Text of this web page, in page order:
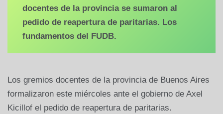
docentes de la provincia se sumaron al
pedido de reapertura de paritarias. Los
fundamentos del FUDB.
Los gremios docentes de la provincia de Buenos Aires
formalizaron este miércoles ante el gobierno de Axel
Kicillof el pedido de reapertura de paritarias.